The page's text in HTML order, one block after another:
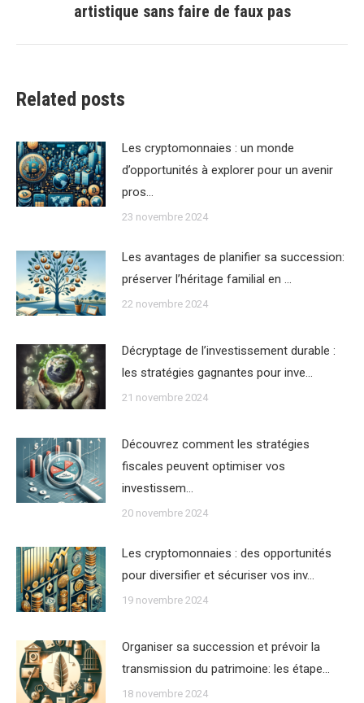
suivant
:
artistique sans faire de faux pas
Related posts
Les cryptomonnaies : un monde
d’opportunités à explorer pour un avenir
pros…
23 novembre 2024
Les avantages de planifier sa succession:
préserver l’héritage familial en …
22 novembre 2024
Décryptage de l’investissement durable :
les stratégies gagnantes pour inve…
21 novembre 2024
Découvrez comment les stratégies
fiscales peuvent optimiser vos
investissem…
20 novembre 2024
Les cryptomonnaies : des opportunités
pour diversifier et sécuriser vos inv…
19 novembre 2024
Organiser sa succession et prévoir la
transmission du patrimoine: les étape…
18 novembre 2024